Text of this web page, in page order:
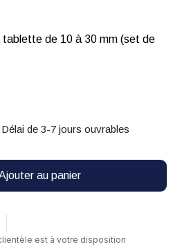
de 10 à 30 mm (set de
Délai de 3-7 jours ouvrables
au panier
est à votre disposition